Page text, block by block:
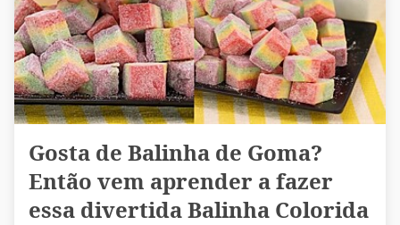
Gosta de Balinha de Goma?
Então vem aprender a fazer
essa divertida Balinha Colorida